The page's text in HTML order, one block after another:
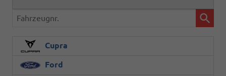
Fahrzeugnr.
Cupra
Ford